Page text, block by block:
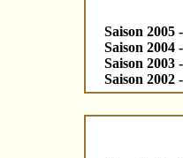
Saison 2005
Saison 2004
Saison 2003
Saison 2002